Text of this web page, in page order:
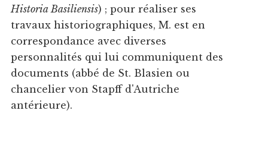
Historia Basiliensis) ; pour réaliser ses
travaux historiographiques, M. est en
correspondance avec diverses
personnalités qui lui communiquent des
documents (abbé de St. Blasien ou
chancelier von Stapff d'Autriche
antérieure).